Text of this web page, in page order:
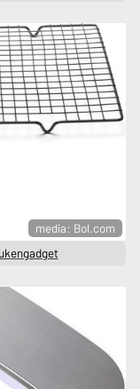
media: Bol.com